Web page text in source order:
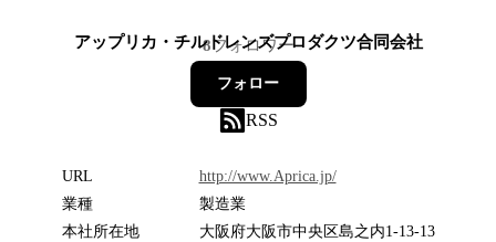
アップリカ・チルドレンズプロダクツ合同会社
8フォロワー
フォロー
RSS
URL
http://www.Aprica.jp/
業種
製造業
本社所在地
大阪府大阪市中央区島之内1-13-13